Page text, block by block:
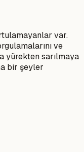
var.
ve
yürekten sarılmaya
bir şeyler